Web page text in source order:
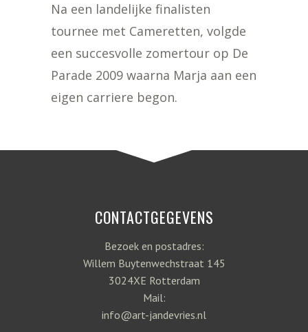
Na een landelijke finalisten
tournee met Cameretten, volgde
een succesvolle zomertour op De
Parade 2009 waarna Marja aan een
eigen carriere begon.
CONTACTGEGEVENS
Bezoek en postadres:
Willem Buytenwechstraat 145
3024XE Rotterdam
Mail:
info@art-jandevries.nl